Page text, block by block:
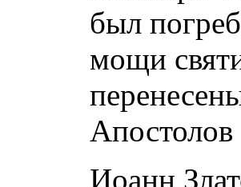
был
мощи
Апостолов
Иоанн